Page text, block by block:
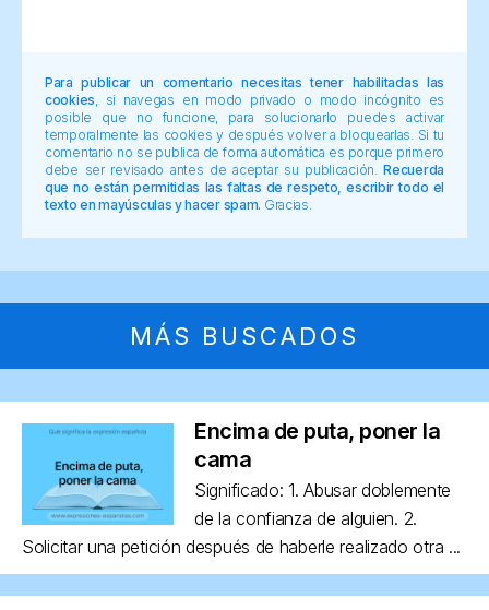
Para publicar un comentario necesitas tener habilitadas las
cookies , si navegas en modo privado o modo incógnito es
posible que no funcione, para solucionarlo puedes activar
temporalmente las cookies y después volver a bloquearlas. Si tu
comentario no se publica de forma automática es porque primero
debe ser revisado antes de aceptar su publicación.Recuerda
que no están permitidas las faltas de respeto, escribir todo el
texto en mayúsculas y hacer spam. Gracias.
MÁS BUSCADOS
Encima de puta, poner la
cama
Significado: 1. Abusar doblemente
de la confianza de alguien. 2.
Solicitar una petición después de haberle realizado otra ...